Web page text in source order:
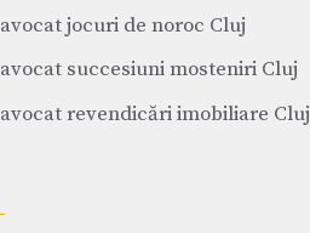
avocat jocuri de noroc Cluj
avocat succesiuni mosteniri Cluj
avocat revendicări imobiliare Cluj